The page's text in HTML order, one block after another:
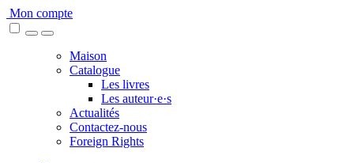
Skip
to
Mon compte
Maison
Catalogue
Les livres
Les auteur·e·s
Actualités
Contactez-nous
Foreign Rights